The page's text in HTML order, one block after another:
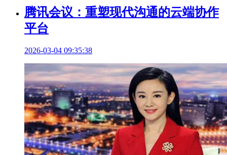
腾讯会议：重塑现代沟通的云端协作
平台
2026-03-04 09:35:38